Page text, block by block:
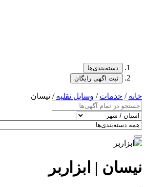
دسته‌بندی‌ها
ثبت اگهی رایگان
خانه / خدمات / وسایل نقلیه / نیسان
نیسان | ابزاربر